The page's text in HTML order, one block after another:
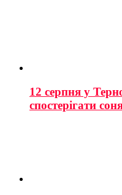
12 серпня у
спостерігати